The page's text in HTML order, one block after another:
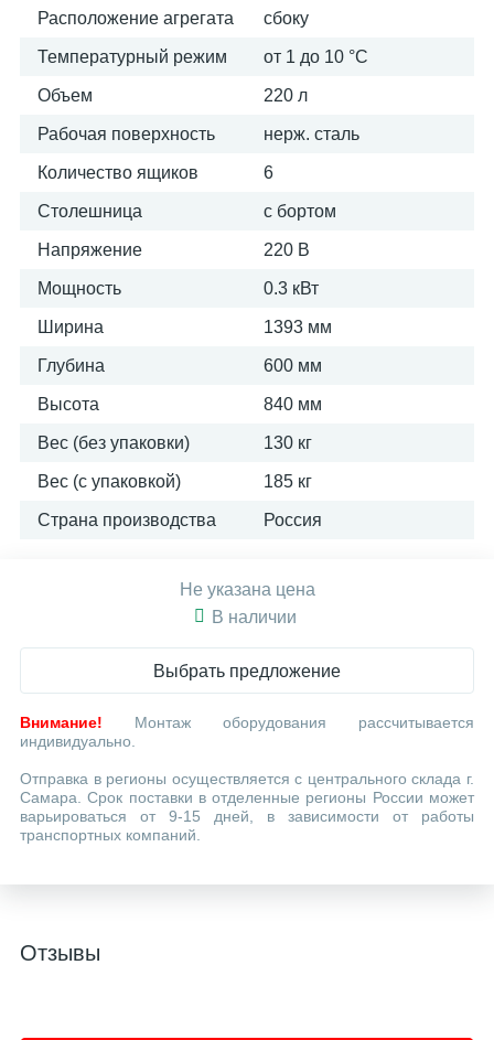
Расположение агрегата сбоку
Температурный режим от 1 до 10 °С
Объем 220 л
Рабочая поверхность нерж. сталь
Количество ящиков 6
Столешница с бортом
Напряжение 220 В
Мощность 0.3 кВт
Ширина 1393 мм
Глубина 600 мм
Высота 840 мм
Вес (без упаковки) 130 кг
Вес (с упаковкой) 185 кг
Страна производства Россия
Не указана цена
В наличии
Выбрать предложение
Внимание! Монтаж оборудования рассчитывается
индивидуально.
Отправка в регионы осуществляется с центрального склада г.
Самара. Срок поставки в отделенные регионы России может
варьироваться от 9-15 дней, в зависимости от работы
транспортных компаний.
Отзывы